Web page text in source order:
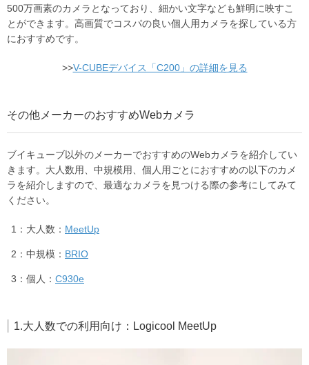
500万画素のカメラとなっており、細かい文字なども鮮明に映すこ
とができます。高画質でコスパの良い個人用カメラを探している方
におすすめです。
>>V-CUBEデバイス「C200」の詳細を見る
その他メーカーのおすすめWebカメラ
ブイキューブ以外のメーカーでおすすめのWebカメラを紹介してい
きます。大人数用、中規模用、個人用ごとにおすすめの以下のカメ
ラを紹介しますので、最適なカメラを見つける際の参考にしてみて
ください。
大人数： MeetUp
中規模： BRIO
個人： C930e
1.大人数での利用向け：Logicool MeetUp